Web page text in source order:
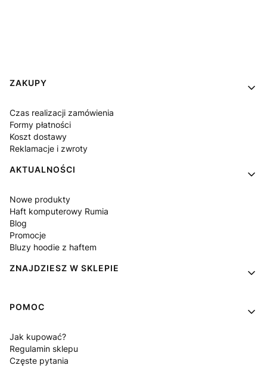
Linki w stopce
ZAKUPY
Czas realizacji zamówienia
Formy płatności
Koszt dostawy
Reklamacje i zwroty
AKTUALNOŚCI
Nowe produkty
Haft komputerowy Rumia
Blog
Promocje
Bluzy hoodie z haftem
ZNAJDZIESZ W SKLEPIE
POMOC
Jak kupować?
Regulamin sklepu
Częste pytania